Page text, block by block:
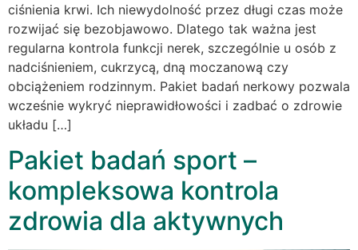
ciśnienia krwi. Ich niewydolność przez długi czas może
rozwijać się bezobjawowo. Dlatego tak ważna jest
regularna kontrola funkcji nerek, szczególnie u osób z
nadciśnieniem, cukrzycą, dną moczanową czy
obciążeniem rodzinnym. Pakiet badań nerkowy pozwala
wcześnie wykryć nieprawidłowości i zadbać o zdrowie
układu […]
Pakiet badań sport –
kompleksowa kontrola
zdrowia dla aktywnych